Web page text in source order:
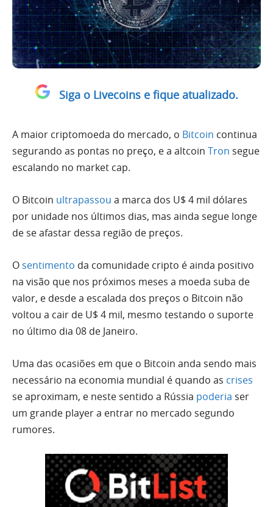
Siga o Livecoins e fique atualizado.
A maior criptomoeda do mercado, o Bitcoin continua
segurando as pontas no preço, e a altcoin Tron segue
escalando no market cap.
O Bitcoin ultrapassou a marca dos U$ 4 mil dólares
por unidade nos últimos dias, mas ainda segue longe
de se afastar dessa região de preços.
O sentimento da comunidade cripto é ainda positivo
na visão que nos próximos meses a moeda suba de
valor, e desde a escalada dos preços o Bitcoin não
voltou a cair de U$ 4 mil, mesmo testando o suporte
no último dia 08 de Janeiro.
Uma das ocasiões em que o Bitcoin anda sendo mais
necessário na economia mundial é quando as crises
se aproximam, e neste sentido a Rússia poderia ser
um grande player a entrar no mercado segundo
rumores.